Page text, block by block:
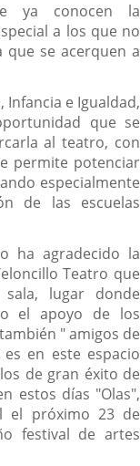
ya conocen la
a los que no
se acerquen a
Infancia e Igualdad,
que se
al teatro, con
permite potenciar
especialmente
de las escuelas
ha agradecido la
Teatro que
lugar donde
el apoyo de los
" amigos de
en este espacio
de gran éxito de
estos días "Olas",
el próximo 23 de
festival de artes